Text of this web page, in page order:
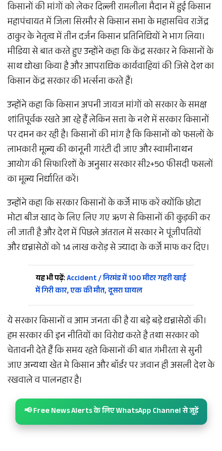
किसानों की मांगों को लेकर दिल्ली रामलीला मैदान में हुई किसान
महापंचायत में जिला सिरमौर से किसान सभा के महासचिव राजेंद्र
ठाकुर के नेतृत्व में तीन दर्जन किसान प्रतिनिधियों ने भाग लिया।
मीडिया से बात करते हुए उन्होंने कहा कि केंद्र सरकार ने किसानों के
साथ धोखा किया है और आपराधिक कार्यवाहियां की जिसे देश का
किसान केंद्र सरकार की भर्त्सना करते हैं।
उन्होंने कहा कि किसान अपनी जायज मांगों को सरकार के समक्ष
शांतिपूर्वक रखते आ रहे हैं लेकिन सत्ता के नशे में सरकार किसानों
पर दमन कर रही है। किसानों की मांग है कि किसानों को फसलों के
लाभकारी मूल्य की कानूनी गारंटी दी जाए और स्वामीनाथन
आयोग की सिफारिशों के अनुसार सरकार सी2+50 फीसदी फसलों
का मूल्य निर्धारित करें।
उन्होंने कहा कि सरकार किसानों के कर्जे माफ करें क्योंकि छोटा
मोटा बीज खाद के लिए लिए गए ऋण से किसानों की कुड़की कर
ली जाती है और देश में पिछले अंतराल में सरकार ने पूंजीपतियों
और धन्नासेठों को 14 लाख करोड़ से ज्यादा के कर्जे माफ कर दिए।
यह भी पढ़ें:Accident / निरमंड में 100 मीटर गहरी खाई
में गिरी कार, एक की मौत, दूसरा घायल
ये सरकार किसानों व आम जनता की है या बड़े बड़े धन्नासेठों की।
हम सरकार की इन नीतियों का विरोध करते है तथा सरकार को
चेतावनी देते हैं कि समय रहते किसानों की बात गंभीरता से सुनी
जाए अन्यथा खेत मे किसान और बॉर्डर पर जवान ही असली देश के
रखवाले व पालनहार है।
📢 Free News Alerts के लिए WhatsApp Channel से जुड़ें